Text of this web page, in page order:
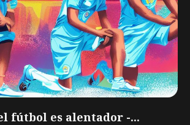
fútbol es alentador -...